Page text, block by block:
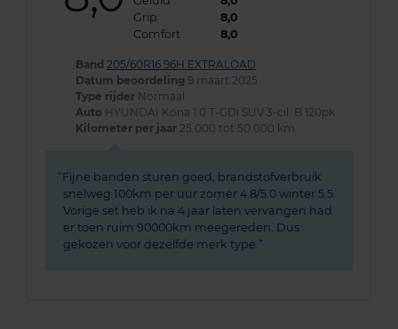
Grip
8,0
Comfort
8,0
Band 205/60R16 96H EXTRALOAD
Datum beoordeling 9 maart 2025
Type rijder Normaal
Auto HYUNDAI Kona 1.0 T-GDi SUV 3-cil. B 120pk
Kilometer per jaar 25.000 tot 50.000 km
Fijne banden sturen goed, brandstofverbruik
snelweg 100km per uur zomer 4.8/5.0 winter 5.5
Vorige set heb ik na 4 jaar laten vervangen had
er toen ruim 90000km meegereden. Dus
gekozen voor dezelfde merk type.